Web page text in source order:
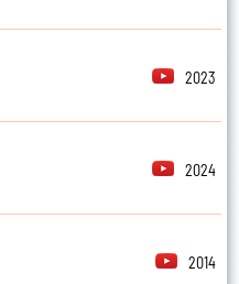
2023
2024
2014